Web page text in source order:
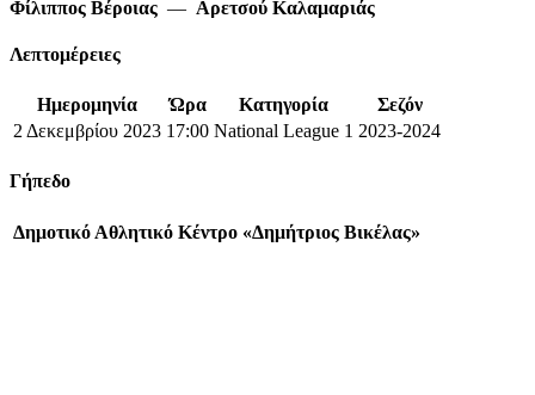
Φίλιππος Βέροιας — Αρετσού Καλαμαριάς
Λεπτομέρειες
Ημερομηνία Ώρα Κατηγορία
Σεζόν
2 Δεκεμβρίου 2023 17:00 National League 1 2023-2024
Γήπεδο
Δημοτικό Αθλητικό Κέντρο «Δημήτριος Βικέλας»